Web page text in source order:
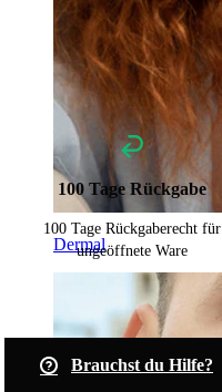
Dermal
100 Tage Rückgabe
100 Tage Rückgaberecht für
ungeöffnete Ware
Brauchst du Hilfe?